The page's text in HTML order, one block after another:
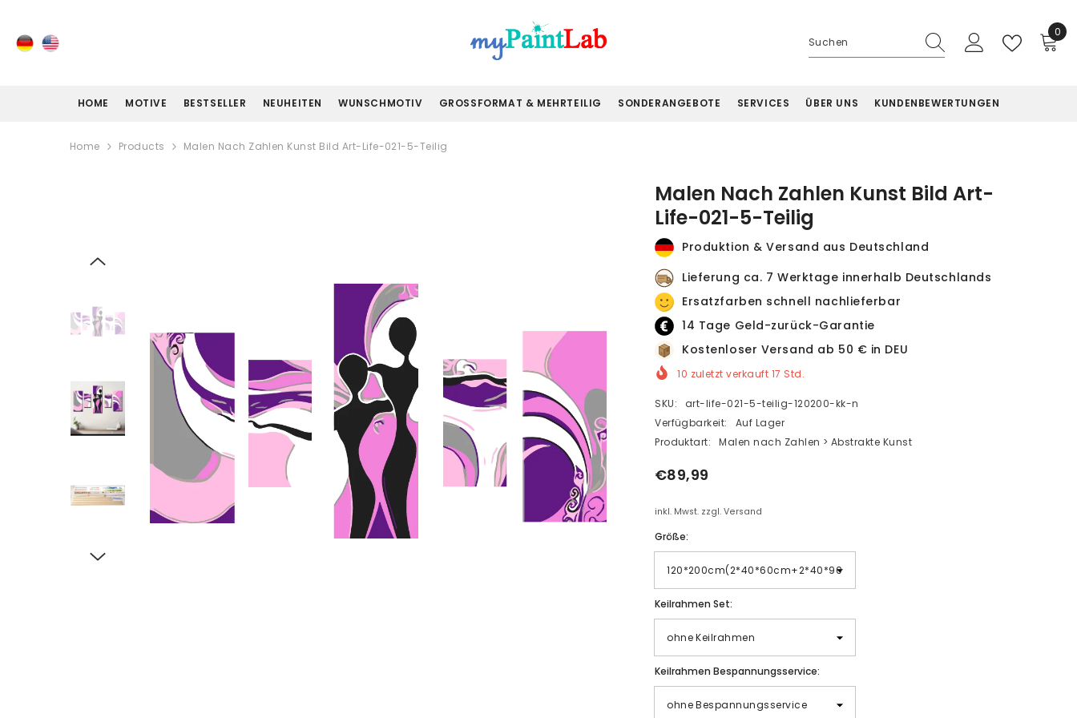
0
0
HOME MOTIVE BESTSELLER NEUHEITEN WUNSCHMOTIV GROSSFORMAT & MEHRTEILIG SONDERANGEBOTE SERVICES ÜBER UNS KUNDENBEWERTUNGEN
Home Products Malen Nach Zahlen Kunst Bild Art-Life-021-5-Teilig
Malen Nach Zahlen Kunst Bild Art-
Life-021-5-Teilig
Produktion & Versand aus Deutschland
Lieferung ca. 7 Werktage innerhalb Deutschlands
Ersatzfarben schnell nachlieferbar
14 Tage Geld-zurück-Garantie
Kostenloser Versand ab 50 € in DEU
10 zuletzt verkauft 17 Std.
SKU:
art-life-021-5-teilig-120200-kk-n
Verfügbarkeit:
Auf Lager
Produktart:
Malen nach Zahlen > Abstrakte Kunst
€89,99
inkl. Mwst. zzgl. Versand
Größe:
Keilrahmen Set:
Keilrahmen Bespannungsservice: